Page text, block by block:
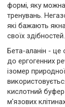
формі, яку
тренувань.
які бажають
своїх здібностей.
Бета-аланін - це
до ергогенних
ізомер
кислотний буфер
м'язових